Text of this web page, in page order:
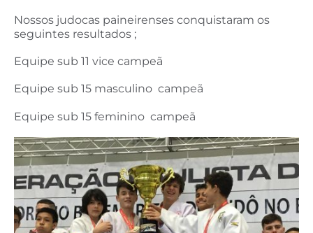
Nossos judocas paineirenses conquistaram os
seguintes resultados ;
Equipe sub 11 vice campeã
Equipe sub 15 masculino campeã
Equipe sub 15 feminino campeã